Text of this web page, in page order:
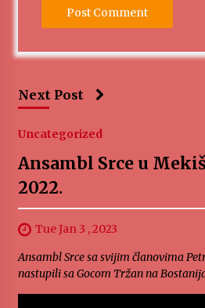
Next Post
Uncategorized
Ansambl Srce u
2022.
Tue Jan 3 , 2023
Ansambl Srce sa svijim članovima
nastupili sa Gocom Tržan na